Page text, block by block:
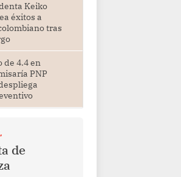
Keiko
éxitos a
tras
de 4.4 en
PNP
de